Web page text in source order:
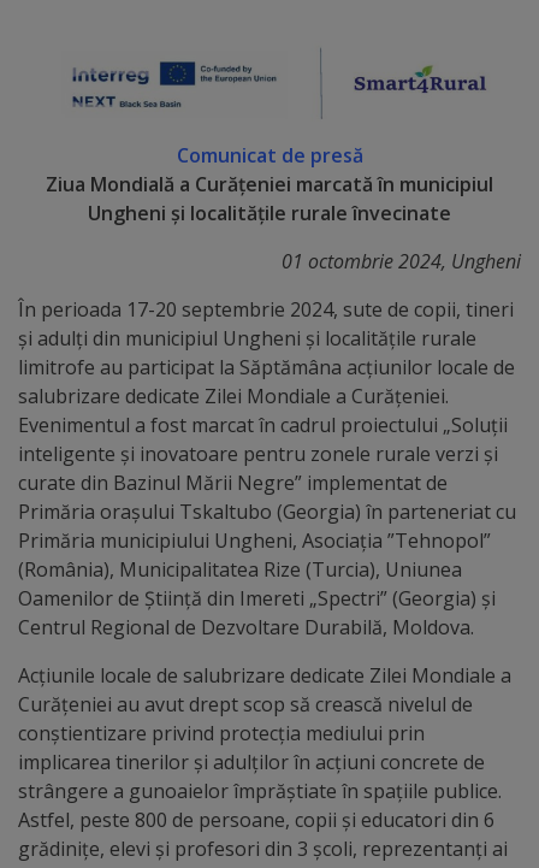
de
Deținători
ai
„Merite
pentru
Ungheni”
Diplome
de
Excelență
Ungheniul
turistic
Obiective
turistice
Sculpturi
Comunicat de presă
Ziua Mondială a Curățeniei marcată în municipiul
Ungheni și localitățile rurale învecinate
01 octombrie 2024, Ungheni
În perioada 17-20 septembrie 2024, sute de copii, tineri
și adulți din municipiul Ungheni și localitățile rurale
limitrofe au participat la Săptămâna acțiunilor locale de
salubrizare dedicate Zilei Mondiale a Curățeniei.
Evenimentul a fost marcat în cadrul proiectului „Soluții
inteligente și inovatoare pentru zonele rurale verzi și
curate din Bazinul Mării Negre” implementat de
Primăria orașului Tskaltubo (Georgia) în parteneriat cu
Primăria municipiului Ungheni, Asociația ”Tehnopol”
(România), Municipalitatea Rize (Turcia), Uniunea
Oamenilor de Știință din Imereti „Spectri” (Georgia) și
Centrul Regional de Dezvoltare Durabilă, Moldova.
Acțiunile locale de salubrizare dedicate Zilei Mondiale a
Curățeniei au avut drept scop să crească nivelul de
conștientizare privind protecția mediului prin
implicarea tinerilor și adulților în acțiuni concrete de
strângere a gunoaielor împrăștiate în spațiile publice.
Astfel, peste 800 de persoane, copii și educatori din 6
grădinițe, elevi și profesori din 3 școli, reprezentanți ai